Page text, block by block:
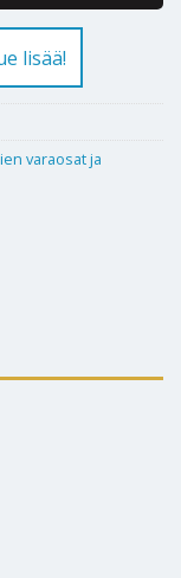
lisää!
varaosat ja